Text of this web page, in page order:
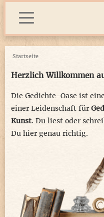
Startseite
Herzlich Willkommen
Die Gedichte-Oase ist
einer Leidenschaft für
Kunst. Du liest oder
Du hier genau richtig.